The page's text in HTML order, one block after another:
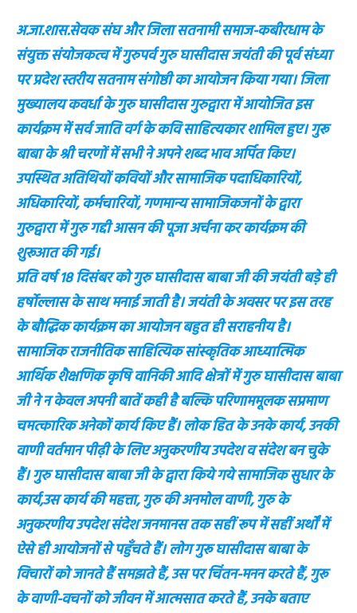
अ.जा.शास.सेवक संघ और जिला सतनामी समाज-कबीरधाम के
संयुक्त संयोजकत्व में गुरुपर्व गुरु घासीदास जयंती की पूर्व संध्या
पर प्रदेश स्तरीय सतनाम संगोष्ठी का आयोजन किया गया। जिला
मुख्यालय कवर्धा के गुरु घासीदास गुरुद्वारा में आयोजित इस
कार्यक्रम में सर्व जाति वर्ग के कवि साहित्यकार शामिल हुए। गुरू
बाबा के श्री चरणों में सभी ने अपने शब्द भाव अर्पित किए।
उपस्थित अतिथियों कवियों और सामाजिक पदाधिकारियों,
अधिकारियों, कर्मचारियों, गणमान्य सामाजिकजनों के द्वारा
गुरुद्वारा में गुरु गद्दी आसन की पूजा अर्चना कर कार्यक्रम की
शुरूआत की गई।
प्रति वर्ष 18 दिसंबर को गुरु घासीदास बाबा जी की जयंती बड़े ही
हर्षोल्लास के साथ मनाई जाती है। जयंती के अवसर पर इस तरह
के बौद्धिक कार्यक्रम का आयोजन बहुत ही सराहनीय है।
सामाजिक राजनीतिक साहित्यिक सांस्कृतिक आध्यात्मिक
आर्थिक शैक्षणिक कृषि वानिकी आदि क्षेत्रों में गुरु घासीदास बाबा
जी ने न केवल अपनी बातें कही है बल्कि परिणाममूलक सप्रमाण
चमत्कारिक अनेकों कार्य किए हैं। लोक हित के उनके कार्य, उनकी
वाणी वर्तमान पीढ़ी के लिए अनुकरणीय उपदेश व संदेश बन चुके
हैं। गुरु घासीदास बाबा जी के द्वारा किये गये सामाजिक सुधार के
कार्य,उस कार्य की महत्ता, गुरु की अनमोल वाणी, गुरु के
अनुकरणीय उपदेश संदेश जनमानस तक सहीं रूप में सहीं अर्थों में
ऐसे ही आयोजनों से पहुँचते हैं। लोग गुरू घासीदास बाबा के
विचारों को जानते हैं समझते हैं, उस पर चिंतन-मनन करते हैं, गुरू
के वाणी-वचनों को जीवन में आत्मसात करते हैं, उनके बताए